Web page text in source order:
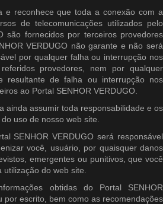
e reconhece que toda a conexão com a
de telecomunicações utilizados pelo
são fornecidos por terceiros provedores
VERDUGO não garante e não será
por qualquer falha ou interrupção nos
provedores, nem por qualquer
resultante de falha ou interrupção nos
ao Portal SENHOR VERDUGO.
ainda assumir toda responsabilidade e os
uso de nosso web site.
SENHOR VERDUGO será responsável
você, usuário, por quaisquer danos
emergentes ou punitivos, que você
do web site.
obtidas do Portal SENHOR
por escrito, bem como as recomendações